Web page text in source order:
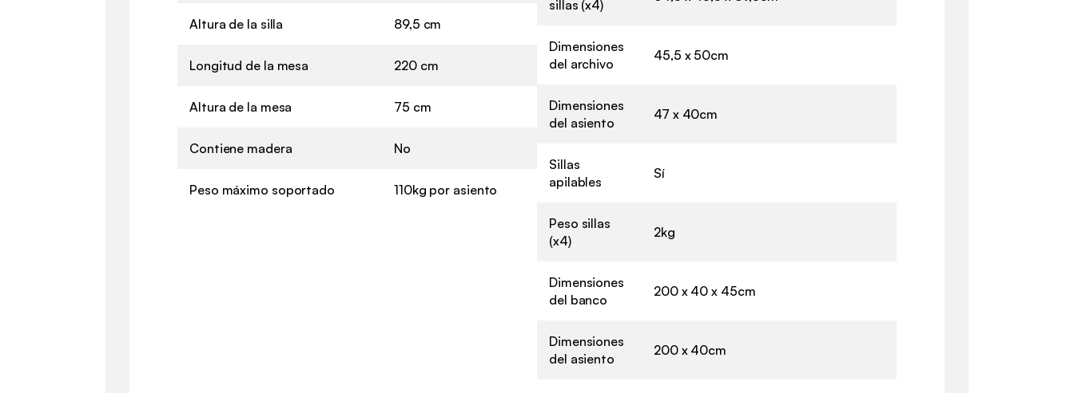
Altura de la silla 89,5 cm
Longitud de la mesa 220 cm
Altura de la mesa 75 cm
Contiene madera No
Peso máximo soportado 110kg por asiento
sillas (x4)
Dimensiones
del archivo
45,5 x 50cm
Dimensiones
del asiento
47 x 40cm
Sillas
apilables
Sí
Peso sillas
(x4)
2kg
Dimensiones
del banco
200 x 40 x 45cm
Dimensiones
del asiento
200 x 40cm